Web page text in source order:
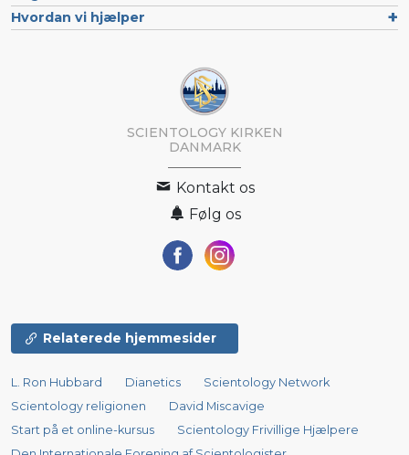
Hvordan vi hjælper
SCIENTOLOGY KIRKEN
DANMARK
Kontakt os
Følg os
Relaterede hjemmesider
L. Ron Hubbard Dianetics
Scientology Network
Scientology religionen
David Miscavige
Start på et online-kursus
Scientology Frivillige Hjælpere